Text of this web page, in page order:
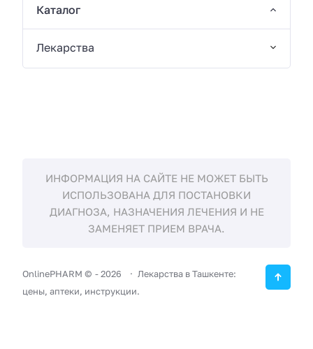
Каталог
Лекарства
ИНФОРМАЦИЯ НА САЙТЕ НЕ МОЖЕТ БЫТЬ
ИСПОЛЬЗОВАНА ДЛЯ ПОСТАНОВКИ
ДИАГНОЗА, НАЗНАЧЕНИЯ ЛЕЧЕНИЯ И НЕ
ЗАМЕНЯЕТ ПРИЕМ ВРАЧА.
OnlinePHARM © -2026
Лекарства в Ташкенте:
цены, аптеки, инструкции.